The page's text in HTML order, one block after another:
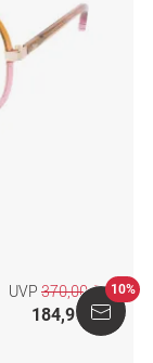
UVP 370,00 €
184,95 €
10%